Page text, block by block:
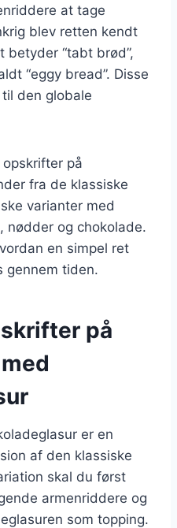
at tage
blev retten kendt
betyder “tabt brød”,
“eggy bread”. Disse
den globale
på
fra de klassiske
varianter med
nødder og chokolade.
en simpel ret
gennem tiden.
på
er en
af den klassiske
skal du først
armenriddere og
som topping.